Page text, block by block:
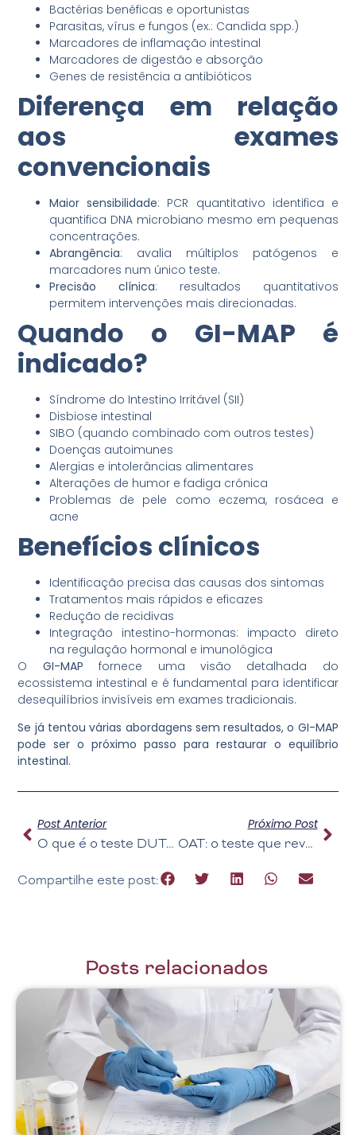
Bactérias benéficas e oportunistas
Parasitas, vírus e fungos (ex.: Candida spp.)
Marcadores de inflamação intestinal
Marcadores de digestão e absorção
Genes de resistência a antibióticos
Diferença em relação
aos exames
convencionais
Maior sensibilidade: PCR quantitativo identifica e
quantifica DNA microbiano mesmo em pequenas
concentrações.
Abrangência: avalia múltiplos patógenos e
marcadores num único teste.
Precisão clínica: resultados quantitativos
permitem intervenções mais direcionadas.
Quando o GI-MAP é
indicado?
Síndrome do Intestino Irritável (SII)
Disbiose intestinal
SIBO (quando combinado com outros testes)
Doenças autoimunes
Alergias e intolerâncias alimentares
Alterações de humor e fadiga crónica
Problemas de pele como eczema, rosácea e
acne
Benefícios clínicos
Identificação precisa das causas dos sintomas
Tratamentos mais rápidos e eficazes
Redução de recidivas
Integração intestino-hormonas: impacto direto
na regulação hormonal e imunológica
O GI-MAP fornece uma visão detalhada do
ecossistema intestinal e é fundamental para identificar
desequilíbrios invisíveis em exames tradicionais.
Se já tentou várias abordagens sem resultados, o GI-MAP
pode ser o próximo passo para restaurar o equilíbrio
intestinal.
Post Anterior
O que é o teste DUTCH e por que ele pode mudar a sua abordagem à saúde hormonal
Próximo Post
OAT: o teste que revela desequilíbrios ocultos quando outros exames parecem normais
Compartilhe este post:
Posts relacionados